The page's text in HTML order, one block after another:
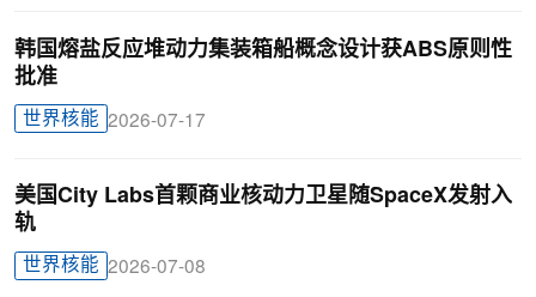
韩国熔盐反应堆动力集装箱船概念设计获ABS原则性
批准
世界核能 2026-07-17
美国City Labs首颗商业核动力卫星随SpaceX发射入
轨
世界核能 2026-07-08